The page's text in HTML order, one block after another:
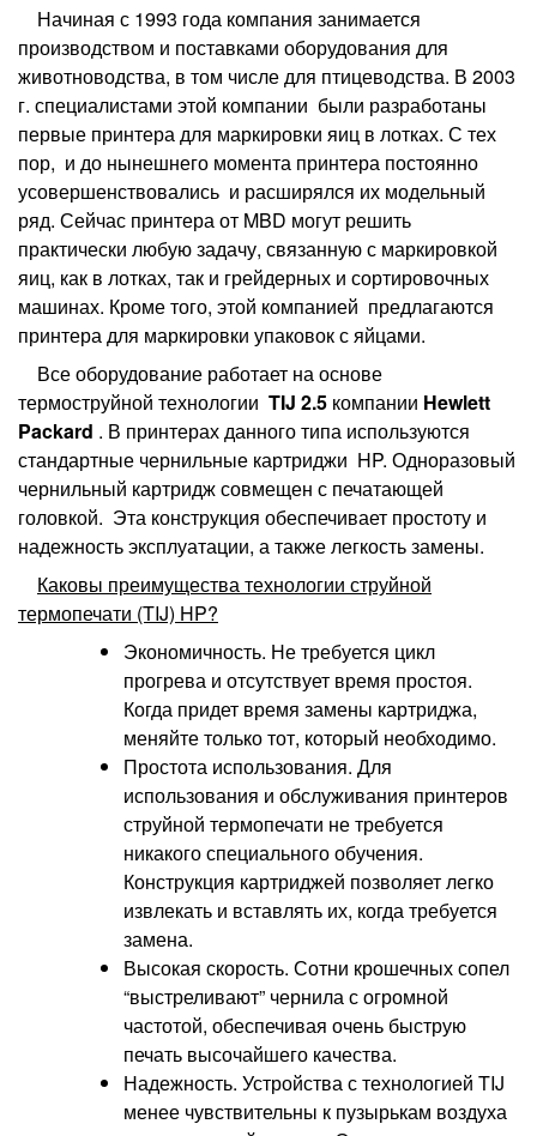
Начиная с 1993 года компания занимается
производством и поставками оборудования для
животноводства, в том числе для птицеводства. В 2003
г. специалистами этой компании были разработаны
первые принтера для маркировки яиц в лотках. С тех
пор, и до нынешнего момента принтера постоянно
усовершенствовались и расширялся их модельный
ряд. Сейчас принтера от MBD могут решить
практически любую задачу, связанную с маркировкой
яиц, как в лотках, так и грейдерных и сортировочных
машинах. Кроме того, этой компанией предлагаются
принтера для маркировки упаковок с яйцами.
Все оборудование работает на основе
термоструйной технологии TIJ 2.5 компании Hewlett
Packard . В принтерах данного типа используются
стандартные чернильные картриджи HP. Одноразовый
чернильный картридж совмещен с печатающей
головкой. Эта конструкция обеспечивает простоту и
надежность эксплуатации, а также легкость замены.
Каковы преимущества технологии струйной
термопечати (TIJ) HP?
Экономичность. Не требуется цикл
прогрева и отсутствует время простоя.
Когда придет время замены картриджа,
меняйте только тот, который необходимо.
Простота использования. Для
использования и обслуживания принтеров
струйной термопечати не требуется
никакого специального обучения.
Конструкция картриджей позволяет легко
извлекать и вставлять их, когда требуется
замена.
Высокая скорость. Сотни крошечных сопел
“выстреливают” чернила с огромной
частотой, обеспечивая очень быструю
печать высочайшего качества.
Надежность. Устройства с технологией TIJ
менее чувствительны к пузырькам воздуха